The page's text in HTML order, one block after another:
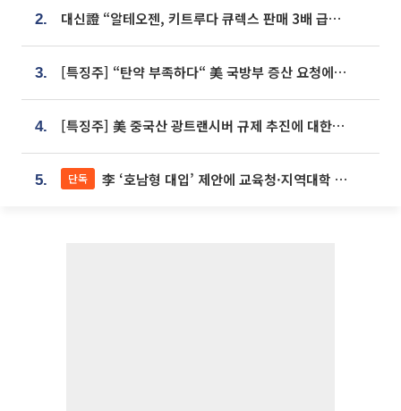
2. 대신證 “알테오젠, 키트루다 큐렉스 판매 3배 급증…목표가 41만원 상향”
3. [특징주] “탄약 부족하다“ 美 국방부 증산 요청에⋯국내 방산주 급등세
4. [특징주] 美 중국산 광트랜시버 규제 추진에 대한광통신 등 광통신株 강세
5. 단독 李 ‘호남형 대입’ 제안에 교육청·지역대학 서·논술형 입시 연계 '착수'